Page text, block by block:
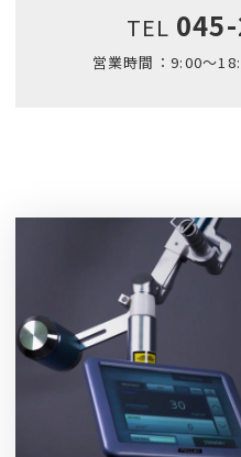
TEL
営業時間：9:00～